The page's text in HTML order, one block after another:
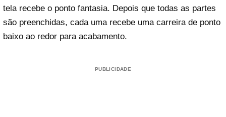
tela recebe o ponto fantasia. Depois que todas as partes
são preenchidas, cada uma recebe uma carreira de ponto
baixo ao redor para acabamento.
PUBLICIDADE